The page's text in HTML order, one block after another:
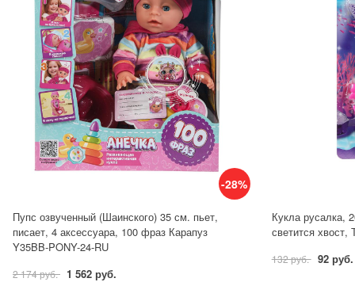
-28%
Пупс озвученный (Шаинского) 35 см. пьет,
писает, 4 аксессуара, 100 фраз Карапуз
Y35BB-PONY-24-RU
2 174 руб. 1 562 руб.
Кукла русалка,
светится хвост,
132 руб. 92 руб.